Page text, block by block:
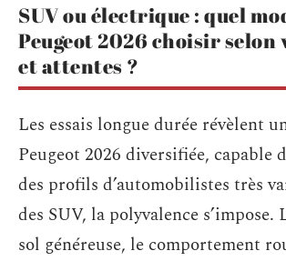
SUV ou électrique : quel
Peugeot 2026 choisir selon
et attentes ?
Les essais longue durée révèlent
Peugeot 2026 diversifiée, capable
des profils d’automobilistes très
des SUV, la polyvalence s’impose.
sol généreuse, le comportement